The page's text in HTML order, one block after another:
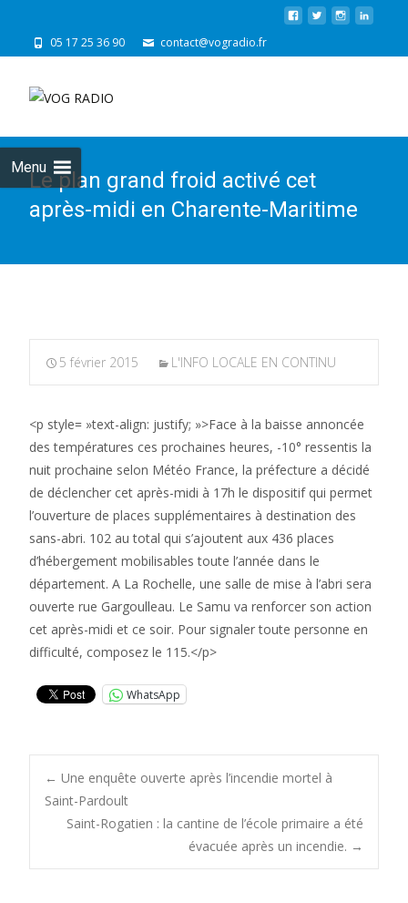
05 17 25 36 90 contact@vogradio.fr
Menu
Le plan grand froid activé cet
après-midi en Charente-Maritime
5 février 2015 L'INFO LOCALE EN CONTINU
<p style= »text-align: justify; »>Face à la baisse annoncée
des températures ces prochaines heures, -10° ressentis la
nuit prochaine selon Météo France, la préfecture a décidé
de déclencher cet après-midi à 17h le dispositif qui permet
l’ouverture de places supplémentaires à destination des
sans-abri. 102 au total qui s’ajoutent aux 436 places
d’hébergement mobilisables toute l’année dans le
département. A La Rochelle, une salle de mise à l’abri sera
ouverte rue Gargoulleau. Le Samu va renforcer son action
cet après-midi et ce soir. Pour signaler toute personne en
difficulté, composez le 115.</p>
WhatsApp
Post
navigation
← Une enquête ouverte après l’incendie mortel à
Saint-Pardoult
Saint-Rogatien : la cantine de l’école primaire a été
évacuée après un incendie. →